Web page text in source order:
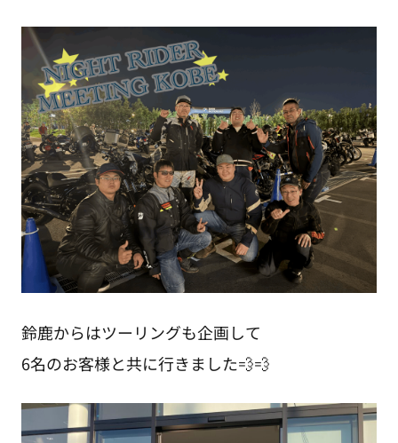
鈴鹿からはツーリングも企画して
6名のお客様と共に行きました💨💨